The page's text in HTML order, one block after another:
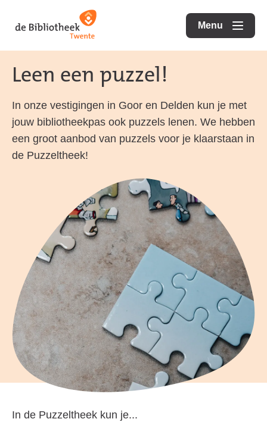
direct
content
direct
footer
naar
de
homepagina
Menu
openen
Leen een puzzel!
In onze vestigingen in Goor en Delden kun je met
jouw bibliotheekpas ook puzzels lenen. We hebben
een groot aanbod van puzzels voor je klaarstaan in
de Puzzeltheek!
In de Puzzeltheek kun je...